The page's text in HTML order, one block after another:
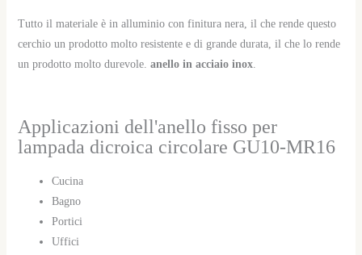
Tutto il materiale è in alluminio con finitura nera, il che rende questo
cerchio un prodotto molto resistente e di grande durata, il che lo rende
un prodotto molto durevole. anello in acciaio inox.
Applicazioni dell'anello fisso per
lampada dicroica circolare GU10-MR16
Cucina
Bagno
Portici
Uffici